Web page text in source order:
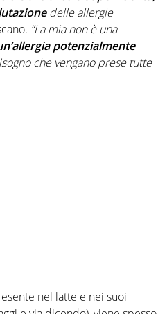
delle allergie
“La mia non è una
potenzialmente
che vengano prese tutte
nel latte e nei suoi